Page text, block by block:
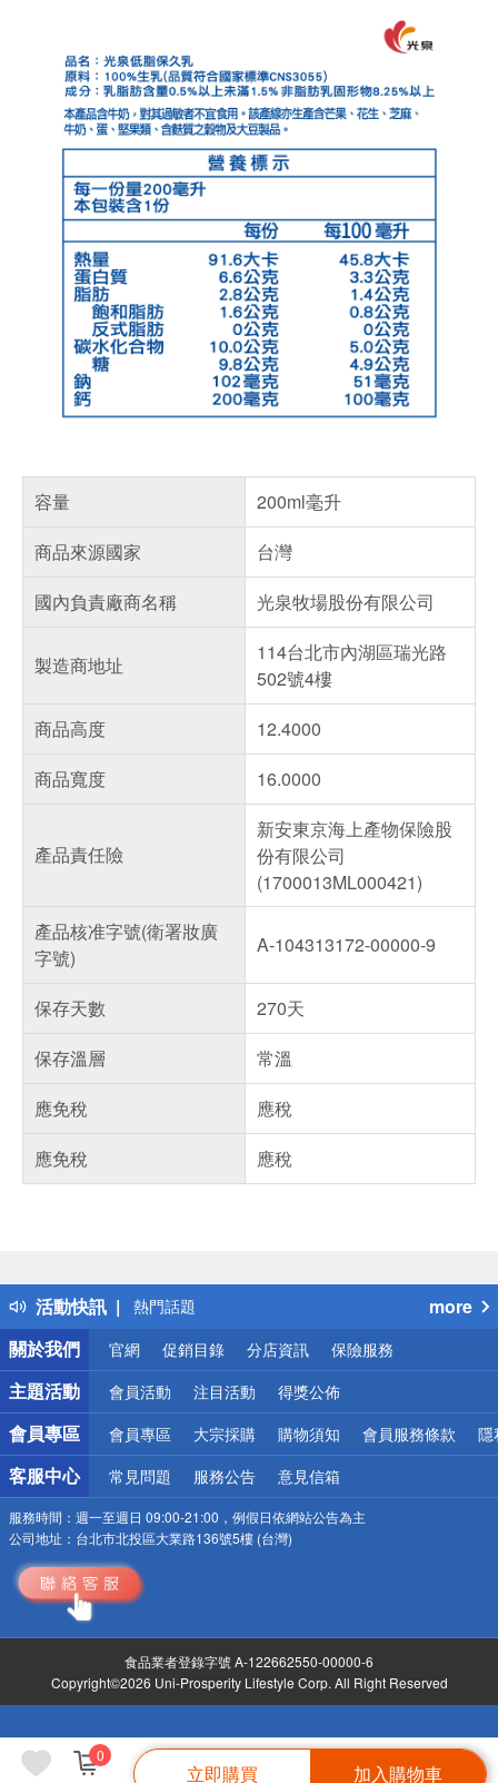
0
立即購買 加入購物車
容量
200ml毫升
商品來源國家
台灣
國內負責廠商名稱
光泉牧場股份有限公司
製造商地址
114台北市內湖區瑞光路
502號4樓
商品高度
12.4000
商品寬度
16.0000
產品責任險
新安東京海上產物保險股
份有限公司
(1700013ML000421)
產品核准字號(衛署妝廣
字號)
A-104313172-00000-9
保存天數
270天
保存溫層
常溫
應免稅
應稅
應免稅
應稅
活動快訊
得獎公告
熱門話題
銀行優惠
偏遠地區配送
詐騙網頁！請小心！
more
關於我們
官網 促銷目錄 分店資訊 保險服務
主題活動 會員活動 注目活動 得獎公佈
會員專區 會員專區 大宗採購 購物須知 會員服務條款 隱
客服中心 常見問題 服務公告 意見信箱
服務時間： 週一至週日 09:00-21:00，例假日依網站公告為主
公司地址： 台北市北投區大業路136號5樓 (台灣)
食品業者登錄字號 A-122662550-00000-6
Copyright©2026 Uni-Prosperity Lifestyle Corp. All Right Reserved